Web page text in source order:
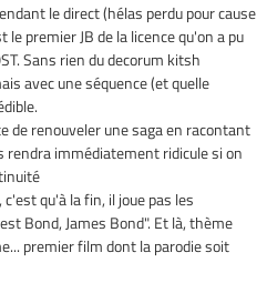
le direct (hélas perdu pour cause
premier JB de la licence qu'on a pu
Sans rien du decorum kitsh
avec une séquence (et quelle
de renouveler une saga en racontant
immédiatement ridicule si on
qu'à la fin, il joue pas les
Bond, James Bond". Et là, thème
premier film dont la parodie soit